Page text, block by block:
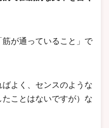
が通っていること」で
よく、センスのような
ことはないですが）な